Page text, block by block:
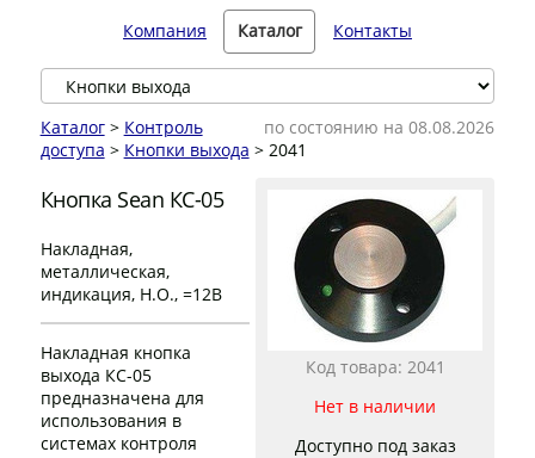
Компания Каталог Контакты
по состоянию на 08.08.2026
Каталог> Контроль
доступа > Кнопки выхода > 2041
Код товара: 2041
Нет в наличии
Доступно под заказ
Кнопка Sean КС-05
Накладная,
металлическая,
индикация, Н.О., =12В
Накладная кнопка
выхода КС-05
предназначена для
использования в
системах контроля